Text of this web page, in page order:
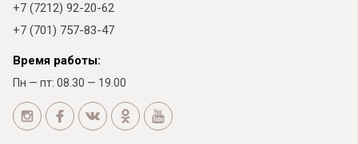
+7 (7212) 92-20-62
+7 (701) 757-83-47
Время работы:
Пн — пт: 08.30 — 19.00